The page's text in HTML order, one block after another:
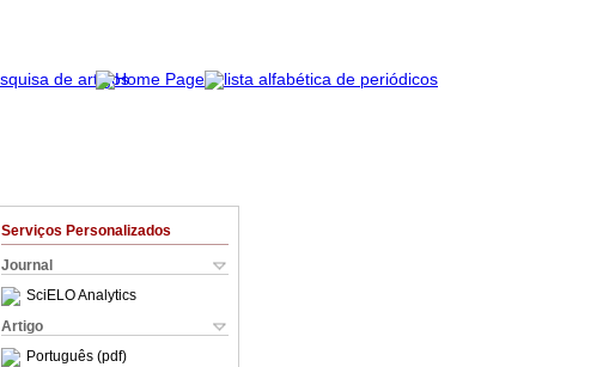
Serviços Personalizados
Journal
SciELO Analytics
Artigo
Português (pdf)